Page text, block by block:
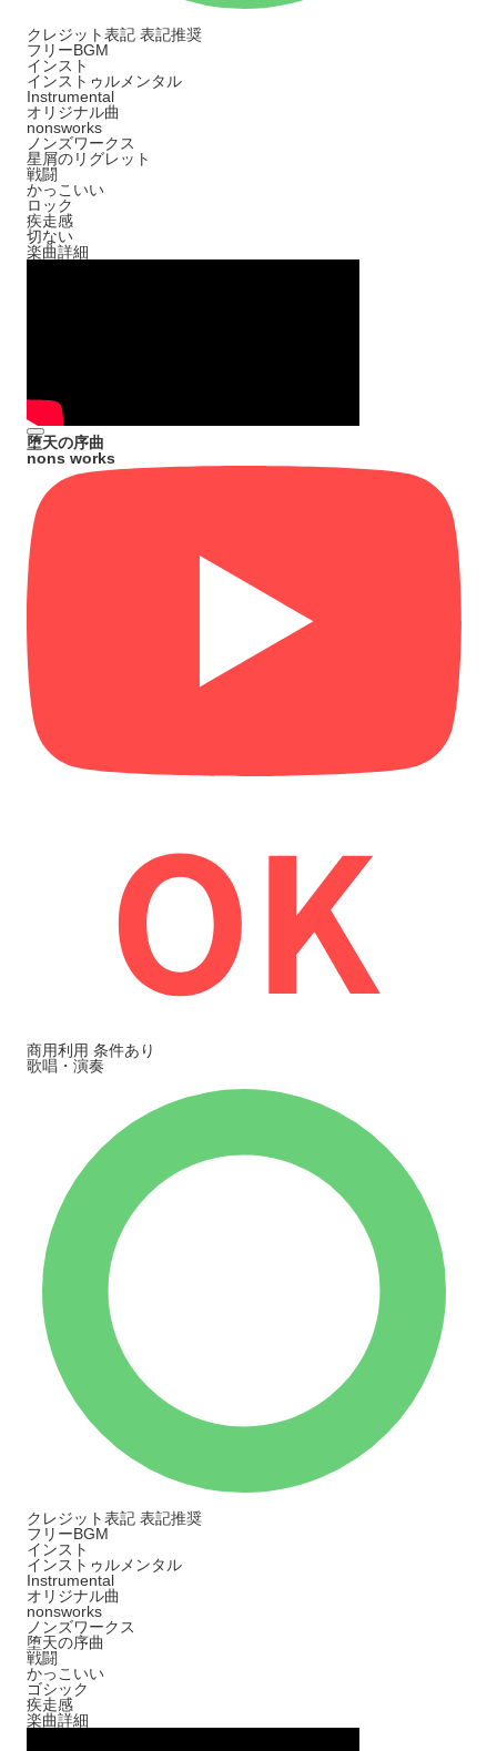
クレジット表記 表記推奨
フリーBGM
インスト
インストゥルメンタル
Instrumental
オリジナル曲
nonsworks
ノンズワークス
星屑のリグレット
戦闘
かっこいい
ロック
疾走感
切ない
楽曲詳細
堕天の序曲
nons works
商用利用 条件あり
歌唱・演奏
クレジット表記 表記推奨
フリーBGM
インスト
インストゥルメンタル
Instrumental
オリジナル曲
nonsworks
ノンズワークス
堕天の序曲
戦闘
かっこいい
ゴシック
疾走感
楽曲詳細